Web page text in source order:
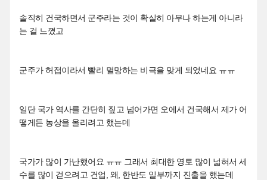
솔직히 건국하면서 군주라는 것이 확실히 아무나 하는게 아니라
는 걸 느꼈고
군주가 허접이라서 빨리 멸망하는 비극을 맞게 되었네요 ㅠㅠ
일단 국가 역사를 간단히 짚고 넘어가면 오에서 건국해서 제가 어
떻게든 농상을 올리려고 했는데
국가가 많이 가난했어요 ㅠㅠ 그래서 최대한 영토 많이 넓혀서 세
수를 많이 걷으려고 건업, 왜, 한반도 일부까지 진출을 했는데